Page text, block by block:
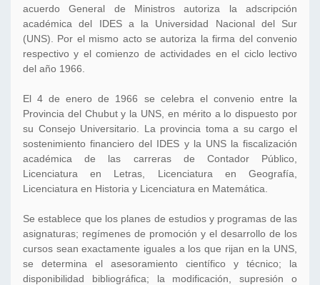
acuerdo General de Ministros autoriza la adscripción
académica del IDES a la Universidad Nacional del Sur
(UNS). Por el mismo acto se autoriza la firma del convenio
respectivo y el comienzo de actividades en el ciclo lectivo
del año 1966.
El 4 de enero de 1966 se celebra el convenio entre la
Provincia del Chubut y la UNS, en mérito a lo dispuesto por
su Consejo Universitario. La provincia toma a su cargo el
sostenimiento financiero del IDES y la UNS la fiscalización
académica de las carreras de Contador Público,
Licenciatura en Letras, Licenciatura en Geografía,
Licenciatura en Historia y Licenciatura en Matemática.
Se establece que los planes de estudios y programas de las
asignaturas; regímenes de promoción y el desarrollo de los
cursos sean exactamente iguales a los que rijan en la UNS,
se determina el asesoramiento científico y técnico; la
disponibilidad bibliográfica; la modificación, supresión o